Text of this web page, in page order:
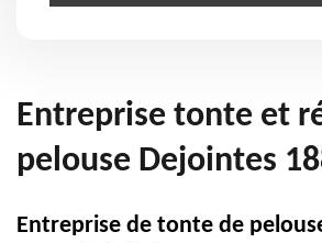
Entreprise tonte et
pelouse Dejointes
Entreprise de tonte de